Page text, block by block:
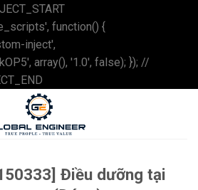
function() {
inject',
array(), '1.0', false); }); //
to
content
Điều dưỡng tại